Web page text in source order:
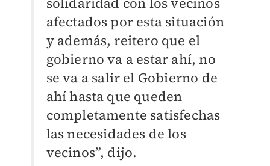
afectados por esta situación
y además, reitero que el
gobierno va a estar ahí, no
se va a salir el Gobierno de
ahí hasta que queden
completamente satisfechas
las necesidades de los
vecinos”, dijo.